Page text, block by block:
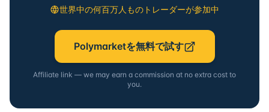
世界中の何百万人ものトレーダーが参加中
Polymarketを無料で試す
Affiliate link — we may earn a commission at no extra cost to
you.